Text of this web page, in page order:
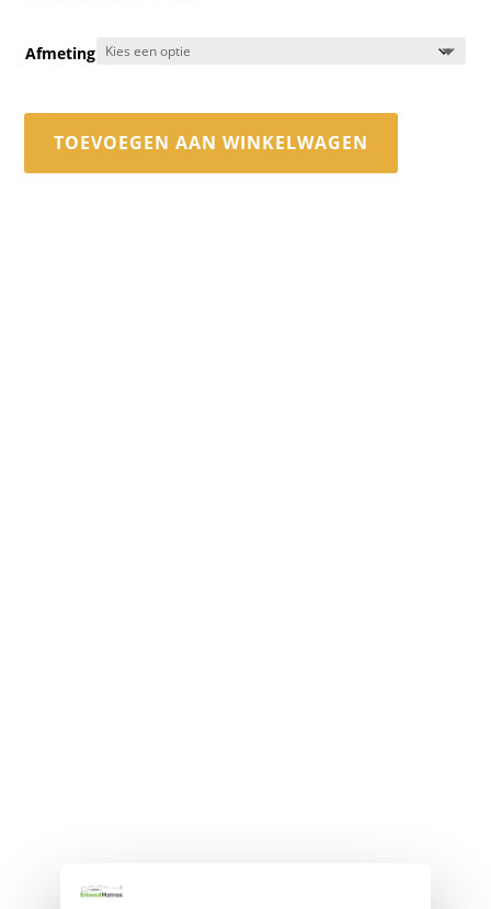
Afmeting
TOEVOEGEN AAN WINKELWAGEN